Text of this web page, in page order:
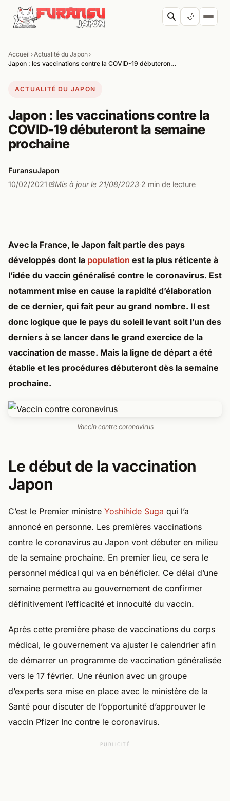
Aller au contenu
🌙
Accueil ›Actualité du Japon›
Japon : les vaccinations contre la COVID-19 débuteron…
ACTUALITÉ DU JAPON
Japon : les vaccinations contre la
COVID-19 débuteront la semaine
prochaine
FuransuJapon
10/02/2021· Mis à jour le 21/08/2023· 2 min de lecture
Avec la France, le Japon fait partie des pays
développés dont la population est la plus réticente à
l’idée du vaccin généralisé contre le coronavirus. Est
notamment mise en cause la rapidité d’élaboration
de ce dernier, qui fait peur au grand nombre. Il est
donc logique que le pays du soleil levant soit l’un des
derniers à se lancer dans le grand exercice de la
vaccination de masse. Mais la ligne de départ a été
établie et les procédures débuteront dès la semaine
prochaine.
Vaccin contre coronavirus
Le début de la vaccination
Japon
C’est le Premier ministre Yoshihide Suga qui l’a
annoncé en personne. Les premières vaccinations
contre le coronavirus au Japon vont débuter en milieu
de la semaine prochaine. En premier lieu, ce sera le
personnel médical qui va en bénéficier. Ce délai d’une
semaine permettra au gouvernement de confirmer
définitivement l’efficacité et innocuité du vaccin.
Après cette première phase de vaccinations du corps
médical, le gouvernement va ajuster le calendrier afin
de démarrer un programme de vaccination généralisée
vers le 17 février. Une réunion avec un groupe
d’experts sera mise en place avec le ministère de la
Santé pour discuter de l’opportunité d’approuver le
vaccin Pfizer Inc contre le coronavirus.
PUBLICITÉ